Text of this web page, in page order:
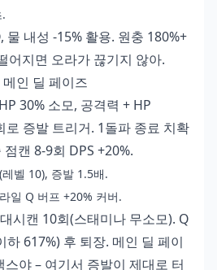
물 내성 -15% 활용. 원충 180%+
어지면 오라가 끊기지 않아.
인 딜 페이즈
30% 소모, 공격력 + HP
로 증발 트리거. 1돌파 종료 치확
캔 8-9회 DPS +20%.
벨 10), 증발 1.5배.
일 Q 버프 +20% 커버.
시캔 10회(스태미나 무소모). Q
하 617%) 후 퇴장. 메인 딜 페이
야 – 여기서 증발이 제대로 터